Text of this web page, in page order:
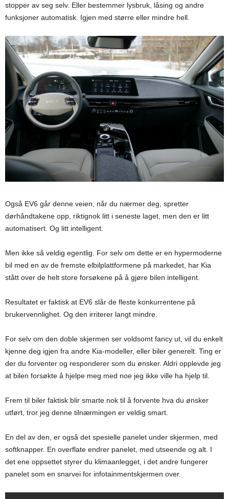
stopper av seg selv. Eller bestemmer lysbruk, låsing og andre
funksjoner automatisk. Igjen med større eller mindre hell.
Også EV6 går denne veien, når du nærmer deg, spretter
dørhåndtakene opp, riktignok litt i seneste laget, men den er litt
automatisert. Og litt intelligent.
Men ikke så veldig egentlig. For selv om dette er en hypermoderne
bil med en av de fremste elbilplattformene på markedet, har Kia
stått over de helt store forsøkene på å gjøre bilen intelligent.
Resultatet er faktisk at EV6 slår de fleste konkurrentene på
brukervennlighet. Og den irriterer langt mindre.
For selv om den doble skjermen ser voldsomt fancy ut, vil du enkelt
kjenne deg igjen fra andre Kia-modeller, eller biler generelt. Ting er
der du forventer og responderer som du ønsker. Aldri opplevde jeg
at bilen forsøkte å hjelpe meg med noe jeg ikke ville ha hjelp til.
Frem til biler faktisk blir smarte nok til å forvente hva du ønsker
utført, tror jeg denne tilnærmingen er veldig smart.
En del av den, er også det spesielle panelet under skjermen, med
softknapper. En overflate endrer panelet, med utseende og alt. I
det ene oppsettet styrer du klimaanlegget, i det andre fungerer
panelet som en snarvei for infotainmentskjermen over.